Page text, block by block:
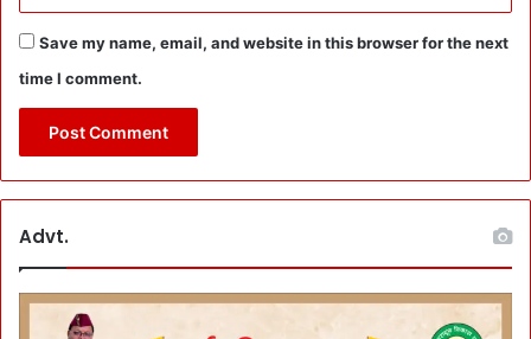
Save my name, email, and website in this browser for the next
time I comment.
Advt.